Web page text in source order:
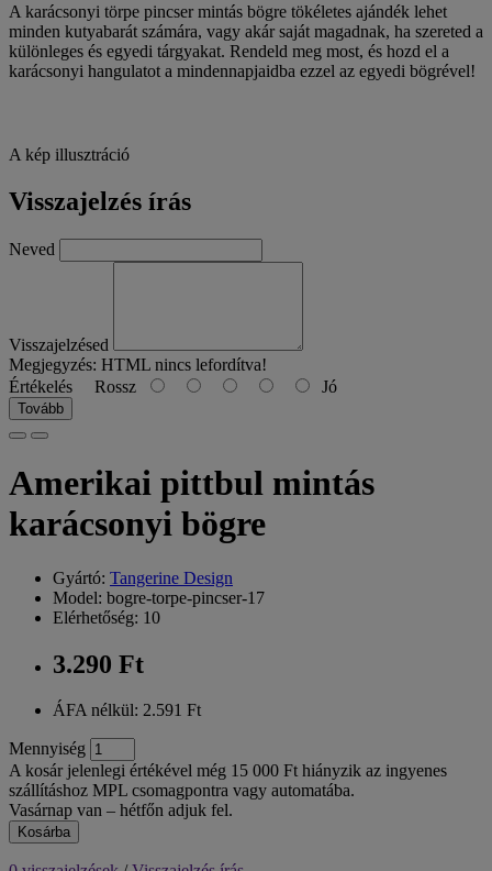
A karácsonyi törpe pincser mintás bögre tökéletes ajándék lehet
minden kutyabarát számára, vagy akár saját magadnak, ha szereted a
különleges és egyedi tárgyakat. Rendeld meg most, és hozd el a
karácsonyi hangulatot a mindennapjaidba ezzel az egyedi bögrével!
A kép illusztráció
Visszajelzés írás
Neved
Visszajelzésed
Megjegyzés: HTML nincs lefordítva!
Értékelés Rossz Jó
Tovább
Amerikai pittbul mintás
karácsonyi bögre
Gyártó: Tangerine Design
Model: bogre-torpe-pincser-17
Elérhetőség: 10
3.290 Ft
ÁFA nélkül: 2.591 Ft
Mennyiség
A kosár jelenlegi értékével még 15 000 Ft hiányzik az ingyenes
szállításhoz MPL csomagpontra vagy automatába.
Vasárnap van – hétfőn adjuk fel.
Kosárba